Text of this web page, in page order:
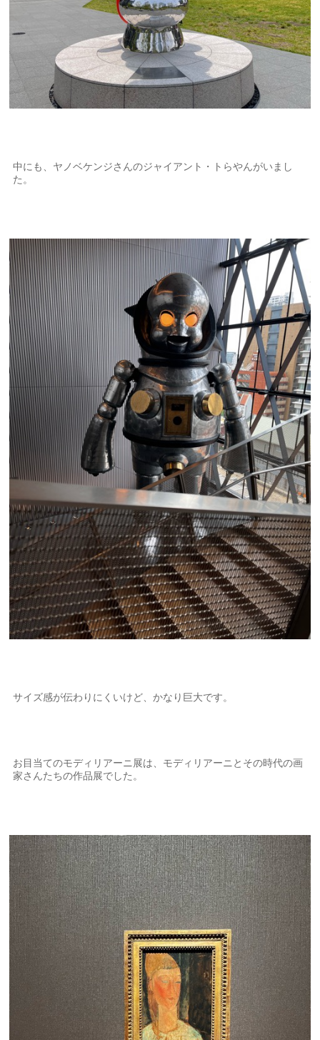
中にも、ヤノベケンジさんのジャイアント・トらやんがいまし
た。
サイズ感が伝わりにくいけど、かなり巨大です。
お目当てのモディリアーニ展は、モディリアーニとその時代の画
家さんたちの作品展でした。